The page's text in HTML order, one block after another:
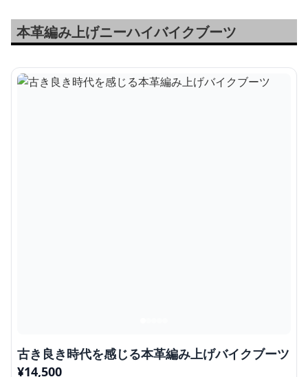
本革編み上げニーハイバイクブーツ
古き良き時代を感じる本革編み上げバイクブーツ
¥14,500